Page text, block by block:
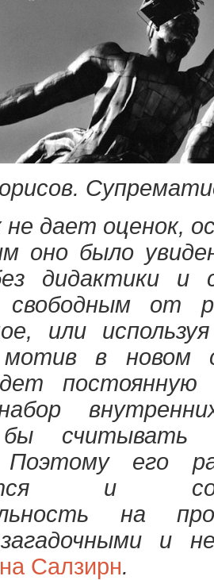
дает оценок,
оно было
дидактики и
свободным от
или
в новом
бы считывать
Поэтому его
и
на
и
Салзирн.